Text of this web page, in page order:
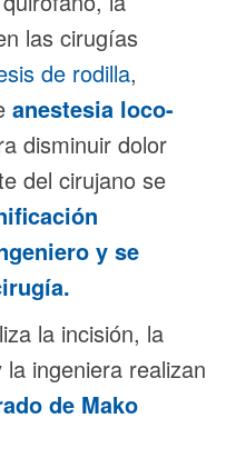
las cirugías
de rodilla,
anestesia loco-
disminuir dolor
del cirujano se
y se
la incisión, la
ingeniera realizan
de Mako